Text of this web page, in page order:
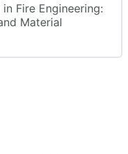
Fire Engineering:
Material